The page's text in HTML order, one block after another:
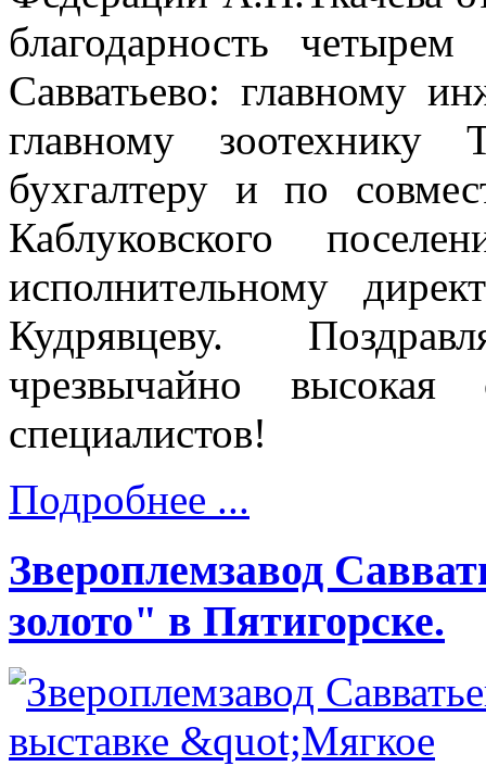
благодарность четырем
Савватьево: главному
главному зоотехнику
бухгалтеру и по
Каблуковского
исполнительному
Кудрявцеву.
чрезвычайно высокая
специалистов!
Подробнее ...
Звероплемзавод
золото" в Пятигорске.